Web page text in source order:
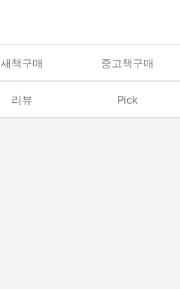
새책구매 중고책구매
리뷰 Pick